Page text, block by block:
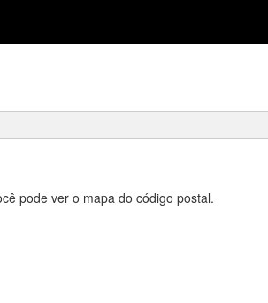
pode ver o mapa do código postal.